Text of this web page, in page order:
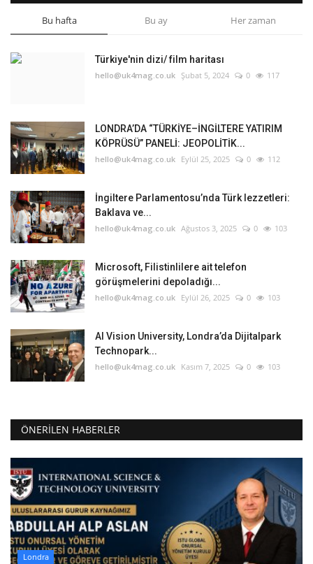
Bu hafta Bu ay Her zaman
Türkiye'nin dizi/ film haritası
hello@uk4mag.co.uk Şubat 5, 2024 0 117
LONDRA’DA “TÜRKİYE–İNGİLTERE YATIRIM
KÖPRÜSÜ” PANELİ: JEOPOLİTİK...
hello@uk4mag.co.uk Eylül 25, 2025 0 112
İngiltere Parlamentosu’nda Türk lezzetleri:
Baklava ve...
hello@uk4mag.co.uk Ağustos 3, 2025 0 103
Microsoft, Filistinlilere ait telefon
görüşmelerini depoladığı...
hello@uk4mag.co.uk Eylül 26, 2025 0 103
AI Vision University, Londra’da Dijitalpark
Technopark...
hello@uk4mag.co.uk Kasım 7, 2025 0 103
ÖNERILEN HABERLER
Londra